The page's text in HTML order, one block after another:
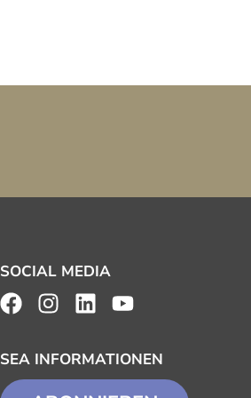
SOCIAL MEDIA
SEA INFORMATIONEN